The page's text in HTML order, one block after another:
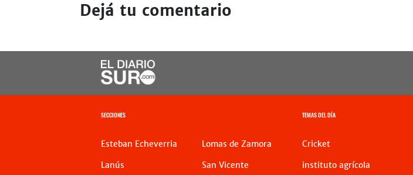
Dejá tu comentario
SECCIONES
Esteban Echeverria
Lanús
Lomas de Zamora
San Vicente
TEMAS DEL DÍA
Cricket
instituto agrícola